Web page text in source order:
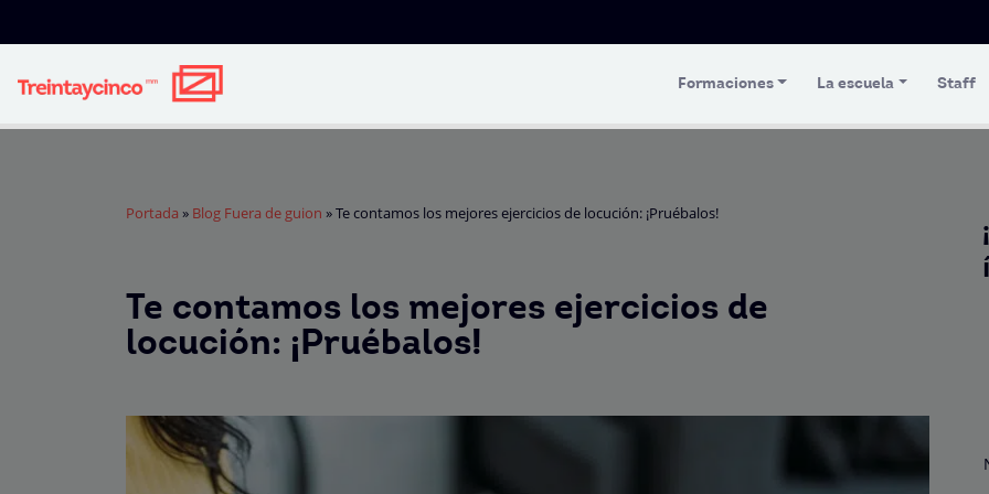
Formaciones La escuela Staff
Portada » Blog Fuera de guion »Te contamos los mejores ejercicios de locución: ¡Pruébalos!
Te contamos los mejores ejercicios de
locución: ¡Pruébalos!